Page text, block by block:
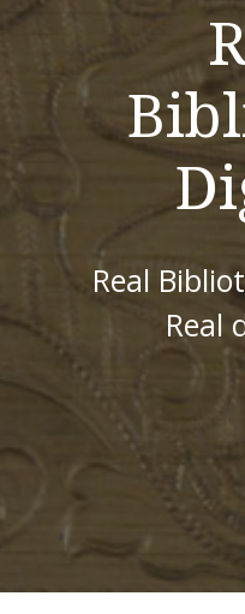
Real
Real